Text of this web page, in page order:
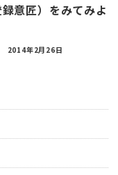
意匠）をみてみよ
2014年2月26日